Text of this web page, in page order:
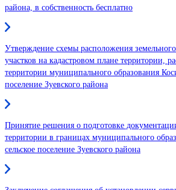
района, в собственность бесплатно
Утверждение схемы расположения
участков на кадастровом плане территории,
территории муниципального образования
поселение Зуевского района
Принятие решения о подготовке
территории в границах муниципального
сельское поселение Зуевского района